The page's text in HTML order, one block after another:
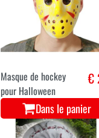
Masque de hockey
pour Halloween
€
Dans le panier